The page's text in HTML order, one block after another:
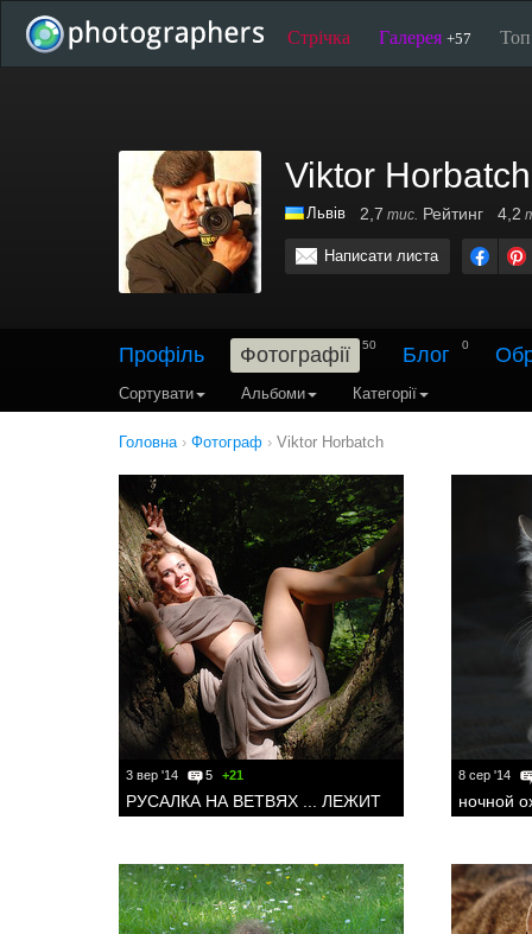
Стрічка Галерея +57
Viktor Horbatch
Львів 2,7 тис. Рейтинг 4,2
Написати листа
Профіль Фотографії 50 Блог 0
Сортувати Альбоми Категорії
Головна› Фотограф › Viktor Horbatch
3 вер '14 5 +21
РУСАЛКА НА ВЕТВЯХ ... ЛЕЖИТ
8 сер '14
ночной